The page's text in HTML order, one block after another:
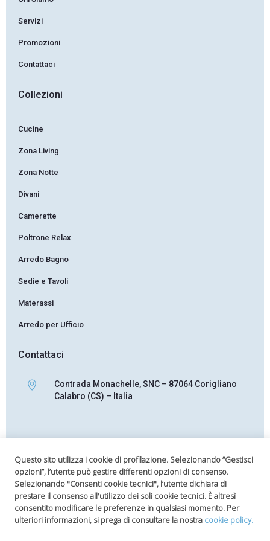
Servizi
Promozioni
Contattaci
Collezioni
Cucine
Zona Living
Zona Notte
Divani
Camerette
Poltrone Relax
Arredo Bagno
Sedie e Tavoli
Materassi
Arredo per Ufficio
Contattaci
Contrada Monachelle, SNC – 87064 Corigliano
Calabro (CS) – Italia
info@ilmobilone.it
Questo sito utilizza i cookie di profilazione. Selezionando “Gestisci
opzioni”, l’utente può gestire differenti opzioni di consenso.
Selezionando "Consenti cookie tecnici", l’utente dichiara di
prestare il consenso all'utilizzo dei soli cookie tecnici. È altresì
consentito modificare le preferenze in qualsiasi momento. Per
ulteriori informazioni, si prega di consultare la nostra cookie policy.